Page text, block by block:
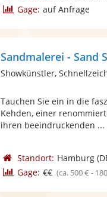
Gage: auf Anfrage
Sandmalerei - Sand
Showkünstler,
Tauchen Sie ein in die
Kehden, einer
ihren beeindruckenden ...
Standort: Hamburg
Gage: €€ (ca. 500 € -